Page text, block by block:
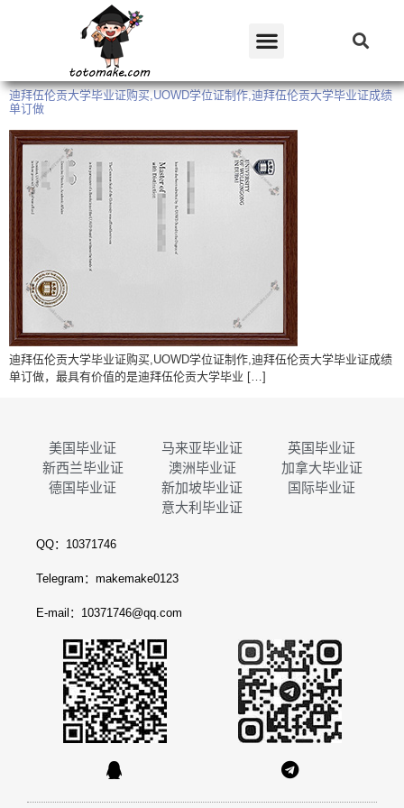
迪拜伍伦贡大学毕业证购买,UOWD学位证制作,迪拜伍伦贡大学毕业证成绩
单订做
迪拜伍伦贡大学毕业证购买,UOWD学位证制作,迪拜伍伦贡大学毕业证成绩
单订做，最具有价值的是迪拜伍伦贡大学毕业 […]
美国毕业证 马来亚毕业证
英国毕业证
新西兰毕业证
澳洲毕业证
加拿大毕业证
德国毕业证
新加坡毕业证
国际毕业证
意大利毕业证
QQ：10371746
Telegram：makemake0123
E-mail：10371746@qq.com